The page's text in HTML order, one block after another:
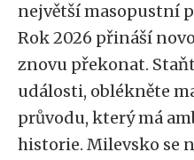
největší masopustní
Rok 2026 přináší
znovu překonat.
události, oblékněte
průvodu, který má
historie. Milevsko se